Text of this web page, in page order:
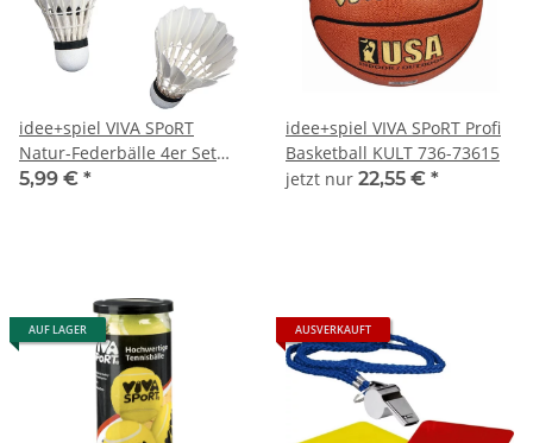
idee+spiel VIVA SPoRT
Natur-Federbälle 4er Set
741-74107
5,99 € *
idee+spiel VIVA SPoRT Profi
Basketball KULT 736-73615
jetzt nur 22,55 € *
AUF LAGER AUSVERKAUFT